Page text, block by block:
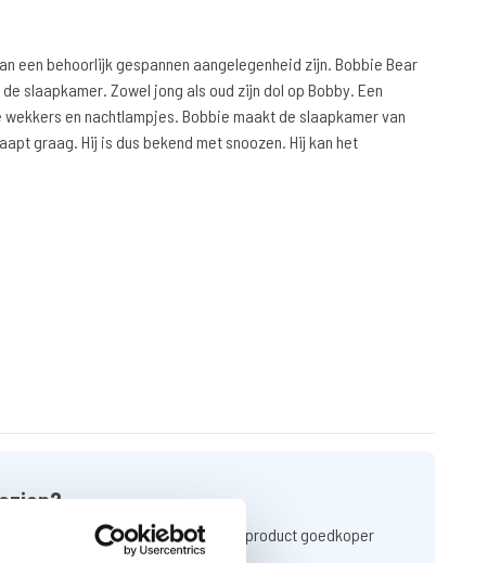
een behoorlijk gespannen aangelegenheid zijn. Bobbie Bear
slaapkamer. Zowel jong als oud zijn dol op Bobby. Een
en nachtlampjes. Bobbie maakt de slaapkamer van
graag. Hij is dus bekend met snoozen. Hij kan het
een link naar de website waar u het product goedkoper